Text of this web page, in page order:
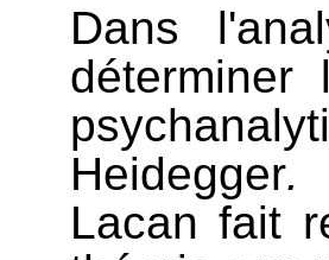
Dans
Heidegger.
Lacan fait